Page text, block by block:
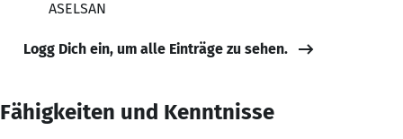
ASELSAN
Logg Dich ein, um alle Einträge zu sehen.
Fähigkeiten und Kenntnisse